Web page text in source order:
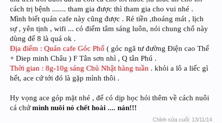
cách trị bệnh ....... tham gia được thì tham gia cho vui nhé .
Mình biết quán cafe này cũng được . Rẻ tiền ,thoáng mát , lịch
sự , yên tịnh , wifi ... có điểm tâm sáng luôn, nói chung chổ này
dùng để 8 là quá ok .
Địa điểm : Quán cafe Góc Phố ( góc ngã tư đường Điện cao Thế
+ Diep minh Châu ) F Tân sơn nhì , Q tân Phú .
Thời gian : 8g-10g sáng Chủ Nhật hàng tuần . khỏi a lô a liếc gì
hết, ace cứ tới đó là gặp mình thôi .
Hy vọng ace góp mặt nhé , để có dịp học hỏi thêm về cách nuôi
cá chứmình nuôi nó chết hoài .... nản!!!
Chỉnh sửa cuối: 13/11/14